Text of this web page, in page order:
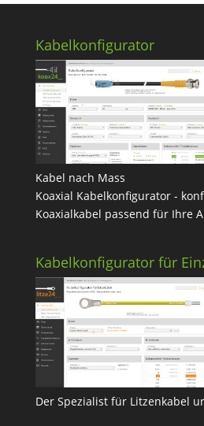
Kabelkonfigurator
Kabel nach Mass
Koaxial Kabelkonfigurator -
Koaxialkabel passend für Ihre
Kabelkonfigurator für
Der Spezialist für Litzenkabel